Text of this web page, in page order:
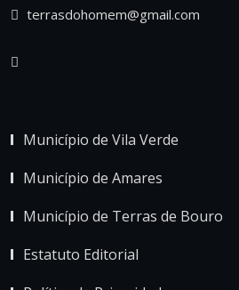
terrasdohomem@gmail.com
Município de Vila Verde
Município de Amares
Município de Terras de Bouro
Estatuto Editorial